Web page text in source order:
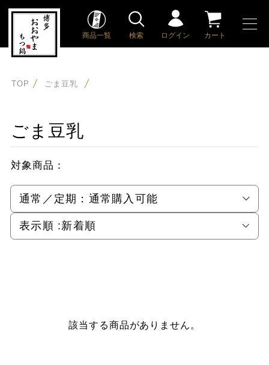
商品一覧 検索 ログイン カート
TOP ごま豆乳
ごま豆乳
対象商品：
通常／定期： 通常購入可能
表示順 :新着順
該当する商品がありません。